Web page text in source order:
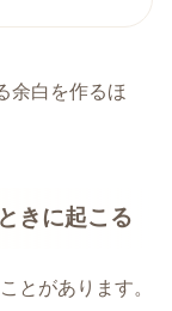
余白を作るほ
きに起こる
とがあります。